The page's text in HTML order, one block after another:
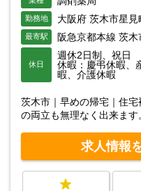
勤務地 大阪府 茨木市星
最寄駅 阪急京都本線 茨木
休日
週休2日制、祝日
休暇：慶弔休暇、
暇、介護休暇
茨木市｜早めの帰宅｜住
の両立も無理なく出来ます
求人情報